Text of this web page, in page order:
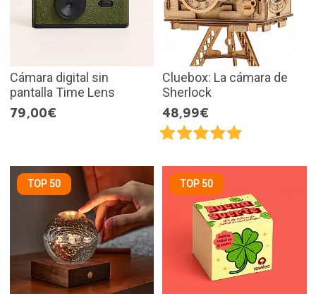
Cámara digital sin
pantalla Time Lens
79,00€
Cluebox: La cámara de
Sherlock
48,99€
TOP 50 TOP 50